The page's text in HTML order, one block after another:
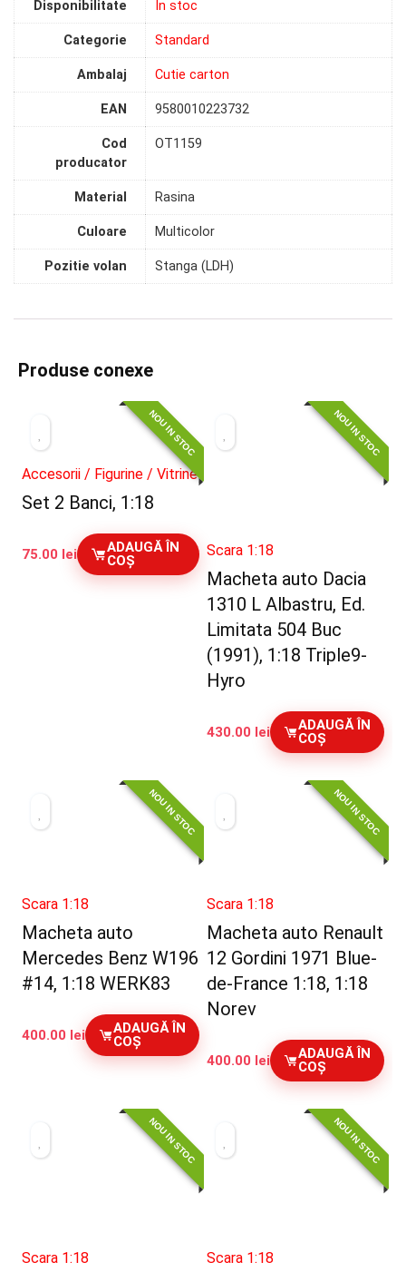
Disponibilitate In stoc
Categorie Standard
Ambalaj Cutie carton
EAN 9580010223732
Cod
producator
OT1159
Material Rasina
Culoare Multicolor
Pozitie volan Stanga (LDH)
Produse conexe
NOU IN STOC
Accesorii / Figurine / Vitrine
Set 2 Banci, 1:18
75.00 lei
ADAUGĂ ÎN
COȘ
NOU IN STOC
Scara 1:18
Macheta auto Dacia
1310 L Albastru, Ed.
Limitata 504 Buc
(1991), 1:18 Triple9-
Hyro
430.00 lei
ADAUGĂ ÎN
COȘ
NOU IN STOC
Scara 1:18
Macheta auto
Mercedes Benz W196
#14, 1:18 WERK83
400.00 lei
ADAUGĂ ÎN
COȘ
NOU IN STOC
Scara 1:18
Macheta auto Renault
12 Gordini 1971 Blue-
de-France 1:18, 1:18
Norev
400.00 lei
ADAUGĂ ÎN
COȘ
NOU IN STOC
Scara 1:18
NOU IN STOC
Scara 1:18